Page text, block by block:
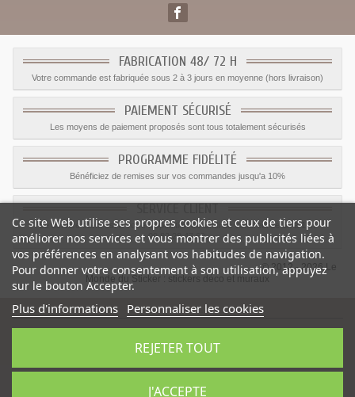
FABRICATION 48/ 72 H
Votre commande est fabriquée sous 2 à 3 jours en moyenne (hors livraison)
PAIEMENT SÉCURISÉ
Les moyens de paiement proposés sont tous totalement sécurisés
PROGRAMME FIDÉLITÉ
Bénéficiez de remises sur vos commandes jusqu'a 10%
Le service client est a votre disposition du lundi au vendredi de 8h à 17h
09.82.28.47.69.
© 2012 - 2026 Le
Monde du Sticker :
stickers déco et muraux
Sticker Camion pour animaux-Catégorie:
Ce site Web utilise ses propres cookies et ceux de tiers pour
améliorer nos services et vous montrer des publicités liées à
vos préférences en analysant vos habitudes de navigation.
Pour donner votre consentement à son utilisation, appuyez
sur le bouton Accepter.
Plus d'informations Personnaliser les cookies
REJETER TOUT
J'ACCEPTE